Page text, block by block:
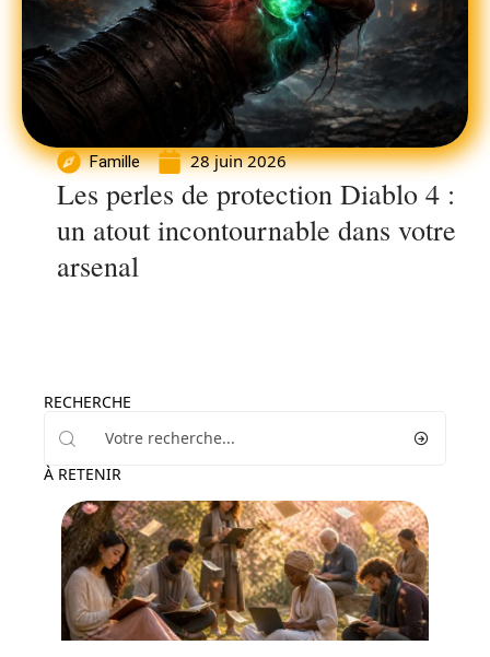
Famille 28 juin 2026
Les perles de protection Diablo 4 :
un atout incontournable dans votre
arsenal
RECHERCHE
À RETENIR
Loisirs